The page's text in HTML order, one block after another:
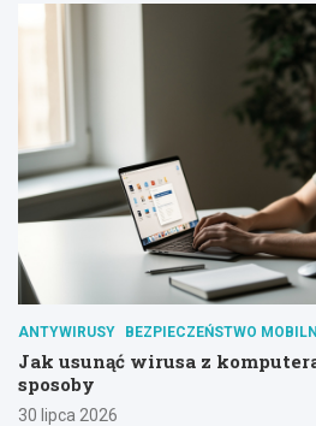
ANTYWIRUSY BEZPIECZEŃSTWO
Jak usunąć wirusa z
sposoby
30 lipca 2026